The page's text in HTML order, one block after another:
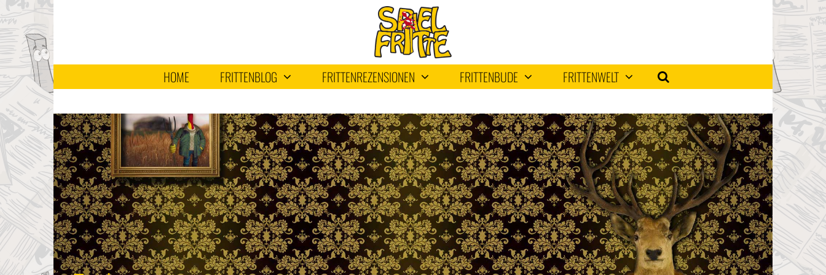
HOME FRITTENBLOG FRITTENREZENSIONEN FRITTENBUDE FRITTENWELT